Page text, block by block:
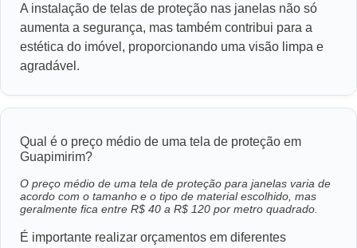
A instalação de telas de proteção nas janelas não só
aumenta a segurança, mas também contribui para a
estética do imóvel, proporcionando uma visão limpa e
agradável.
Qual é o preço médio de uma tela de proteção em
Guapimirim?
O preço médio de uma tela de proteção para janelas varia de
acordo com o tamanho e o tipo de material escolhido, mas
geralmente fica entre R$ 40 a R$ 120 por metro quadrado.
É importante realizar orçamentos em diferentes